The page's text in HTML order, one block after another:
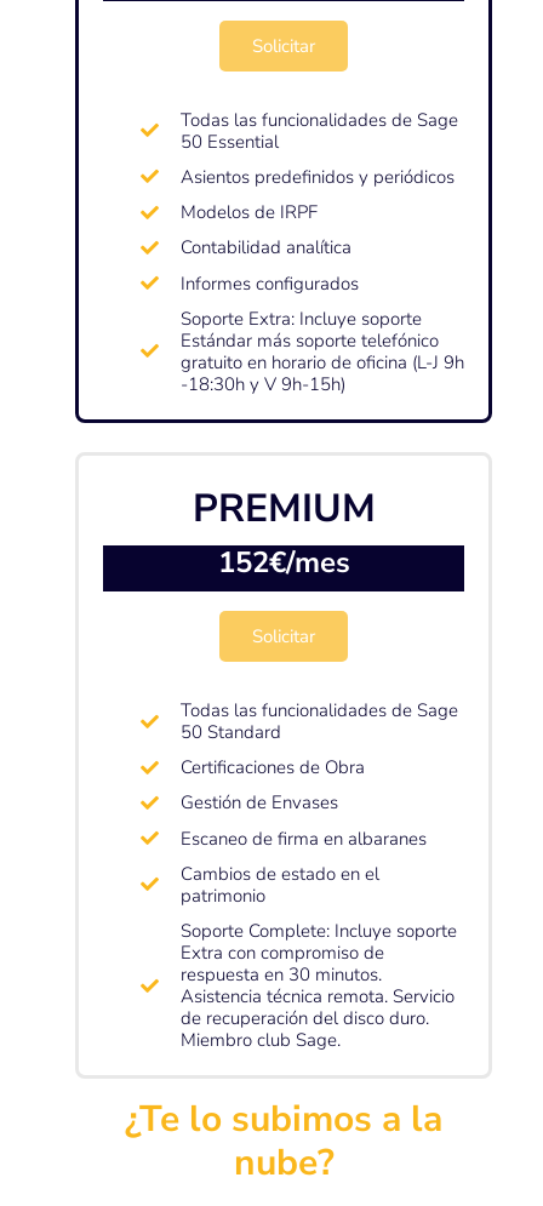
Solicitar
Todas las funcionalidades de Sage
50 Essential
Asientos predefinidos y periódicos
Modelos de IRPF
Contabilidad analítica
Informes configurados
Soporte Extra: Incluye soporte
Estándar más soporte telefónico
gratuito en horario de oficina (L-J 9h
-18:30h y V 9h-15h)
PREMIUM
152€/mes
Solicitar
Todas las funcionalidades de Sage
50 Standard
Certificaciones de Obra
Gestión de Envases
Escaneo de firma en albaranes
Cambios de estado en el
patrimonio
Soporte Complete: Incluye soporte
Extra con compromiso de
respuesta en 30 minutos.
Asistencia técnica remota. Servicio
de recuperación del disco duro.
Miembro club Sage.
¿Te lo subimos a la
nube?